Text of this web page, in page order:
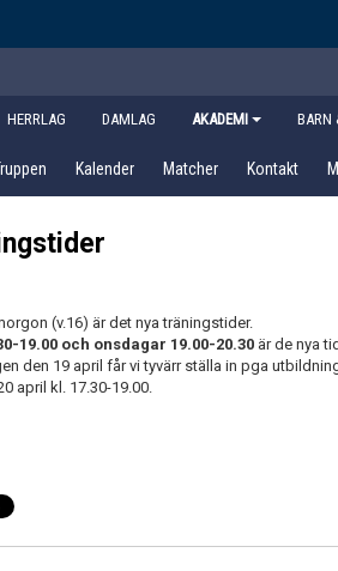
HERRLAG DAMLAG AKADEMI BARN
Kalender Matcher Kontakt
(v.16) är det nya träningstider.
19.00 och onsdagar 19.00-20.30 är de nya
den 19 april får vi tyvärr ställa in pga
april kl. 17.30-19.00.